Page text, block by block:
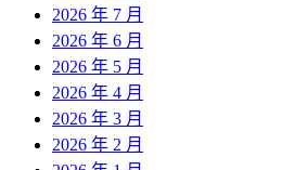
2026 年 7 月
2026 年 6 月
2026 年 5 月
2026 年 4 月
2026 年 3 月
2026 年 2 月